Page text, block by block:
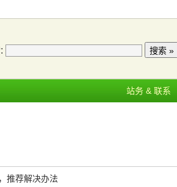
站务 & 联系
推荐解决办法